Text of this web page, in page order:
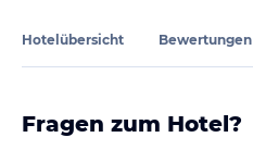
Hotelübersicht Bewertungen
Fragen zum Hotel?